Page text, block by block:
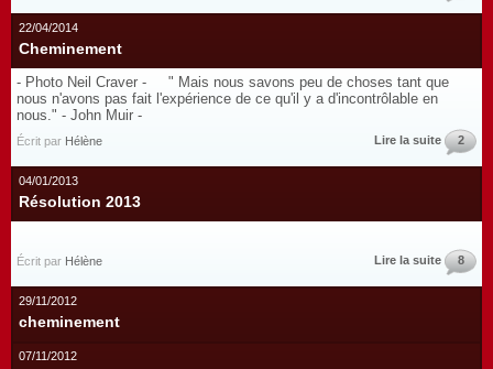
22/04/2014
Cheminement
- Photo Neil Craver - " Mais nous savons peu de choses tant que
nous n'avons pas fait l'expérience de ce qu'il y a d'incontrôlable en
nous." - John Muir -
Écrit par Hélène Lire la suite 2
04/01/2013
Résolution 2013
Écrit par Hélène Lire la suite 8
29/11/2012
cheminement
07/11/2012